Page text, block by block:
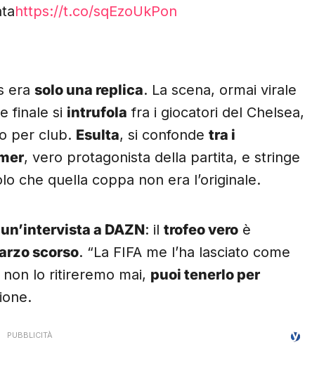
https://t.co/sqEzoUkPon
era solo una replica. La scena, ormai virale
finale si intrufola fra i giocatori del Chelsea,
per club. Esulta, si confonde tra i
, vero protagonista della partita, e stringe
che quella coppa non era l’originale.
un’intervista a DAZN: il trofeo vero è
scorso. “La FIFA me l’ha lasciato come
lo ritireremo mai, puoi tenerlo per